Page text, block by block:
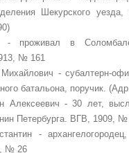
Шекурского уезда,
проживал в
№ 161
- субалтерн-
батальона, поручик.
- 30 лет,
Петербурга. ВГВ, 1909,
-
№ 26